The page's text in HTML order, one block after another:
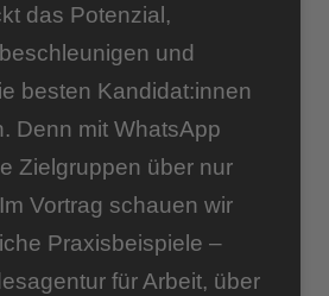
das Potenzial,
und
besten Kandidat:innen
Denn mit WhatsApp
Zielgruppen über nur
Vortrag schauen wir
Praxisbeispiele –
für Arbeit, über